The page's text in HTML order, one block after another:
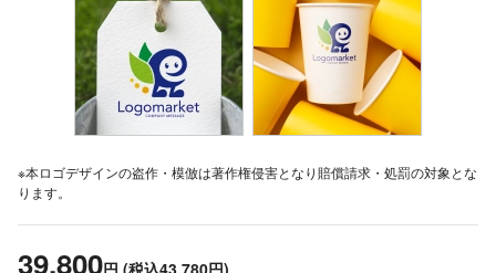
※本ロゴデザインの盗作・模倣は著作権侵害となり賠償請求・処罰の対象とな
ります。
39,800円 (税込43,780円)